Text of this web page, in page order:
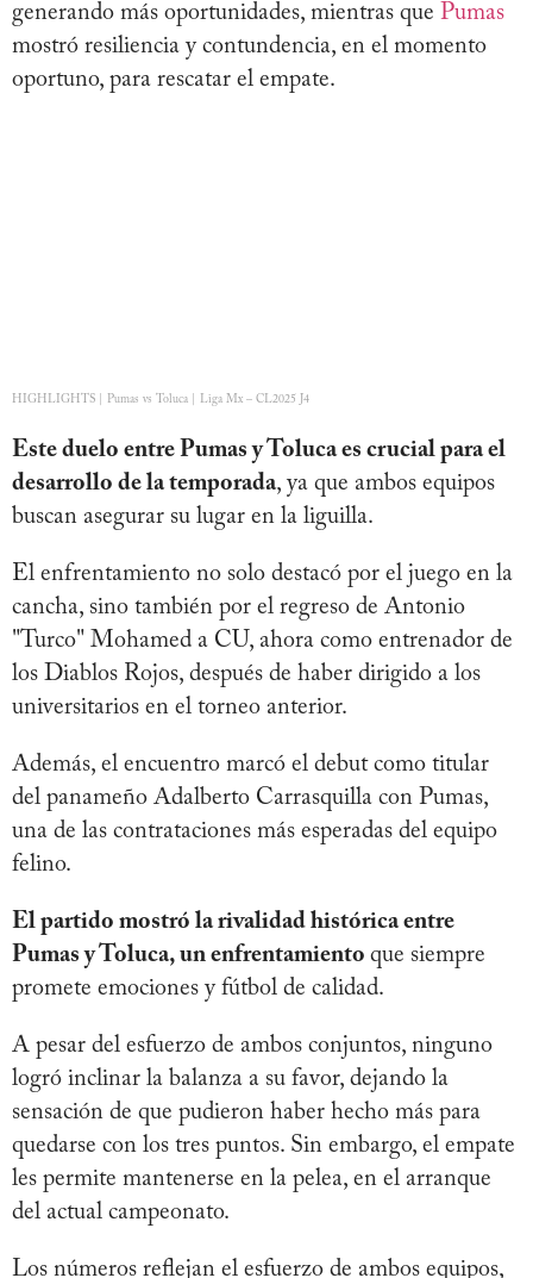
generando más oportunidades, mientras que Pumas
mostró resiliencia y contundencia, en el momento
oportuno, para rescatar el empate.
HIGHLIGHTS | Pumas vs Toluca | Liga Mx – CL2025 J4
Este duelo entre Pumas y Toluca es crucial para el
desarrollo de la temporada, ya que ambos equipos
buscan asegurar su lugar en la liguilla.
El enfrentamiento no solo destacó por el juego en la
cancha, sino también por el regreso de Antonio
"Turco" Mohamed a CU, ahora como entrenador de
los Diablos Rojos, después de haber dirigido a los
universitarios en el torneo anterior.
Además, el encuentro marcó el debut como titular
del panameño Adalberto Carrasquilla con Pumas,
una de las contrataciones más esperadas del equipo
felino.
El partido mostró la rivalidad histórica entre
Pumas y Toluca, un enfrentamiento que siempre
promete emociones y fútbol de calidad.
A pesar del esfuerzo de ambos conjuntos, ninguno
logró inclinar la balanza a su favor, dejando la
sensación de que pudieron haber hecho más para
quedarse con los tres puntos. Sin embargo, el empate
les permite mantenerse en la pelea, en el arranque
del actual campeonato.
Los números reflejan el esfuerzo de ambos equipos,